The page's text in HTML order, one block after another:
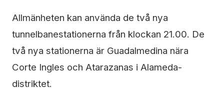
Allmänheten kan använda de två nya
tunnelbanestationerna från klockan 21.00. De
två nya stationerna är Guadalmedina nära
Corte Ingles och Atarazanas i Alameda-
distriktet.